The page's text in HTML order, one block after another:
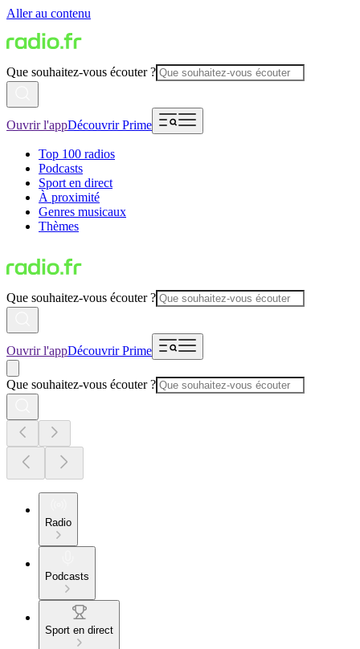
Aller au contenu
Que souhaitez-vous écouter ?
Ouvrir l'appDécouvrir Prime
Top 100 radios
Podcasts
Sport en direct
À proximité
Genres musicaux
Thèmes
Que souhaitez-vous écouter ?
Ouvrir l'appDécouvrir Prime
Que souhaitez-vous écouter ?
Radio
Podcasts
Sport en direct